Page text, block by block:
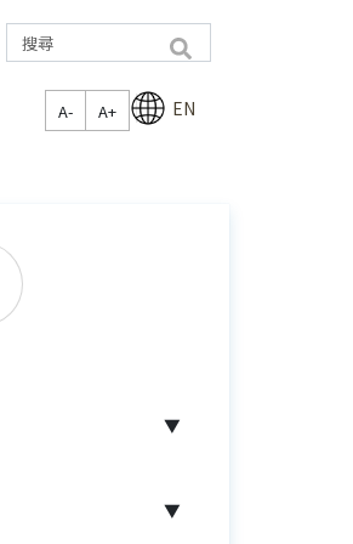
search
A- A+ EN
▼
▼